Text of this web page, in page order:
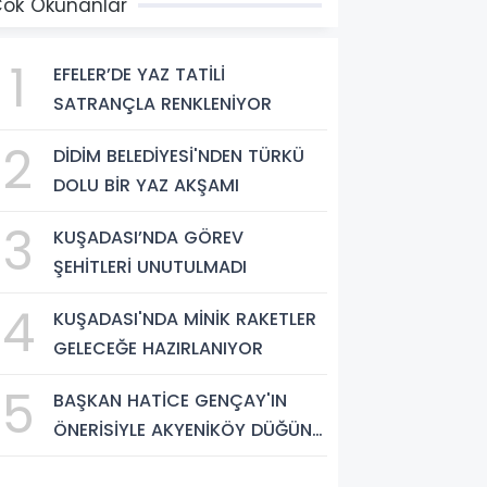
Okunanlar
1
EFELER’DE YAZ TATİLİ
SATRANÇLA RENKLENİYOR
2
DİDİM BELEDİYESİ'NDEN TÜRKÜ
DOLU BİR YAZ AKŞAMI
3
KUŞADASI’NDA GÖREV
ŞEHİTLERİ UNUTULMADI
4
KUŞADASI'NDA MİNİK RAKETLER
GELECEĞE HAZIRLANIYOR
5
BAŞKAN HATİCE GENÇAY'IN
ÖNERİSİYLE AKYENİKÖY DÜĞÜN